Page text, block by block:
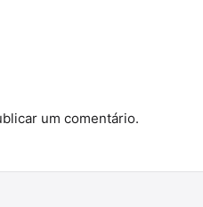
um comentário.